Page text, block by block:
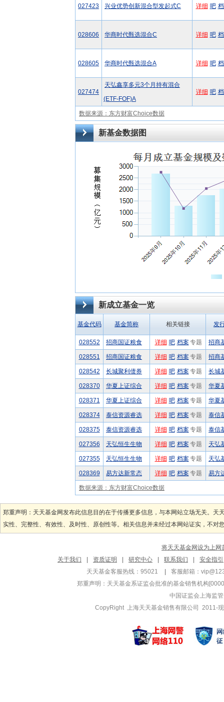
数据来源：东方财富Choice数据
027423 兴业优势创新混合型发起式C 详细 吧
028606 华商时代甄选混合C 详细 吧
028605 华商时代甄选混合A 详细 吧
027474
天弘鑫享多元3个月持有混合
(ETF-FOF)A
详细 吧
新基金数据图
新成立基金一览
基金代码 基金简称 相关链接 发
数据来源：东方财富Choice数据
028552 招商国证粮食 详细 吧 档案 专题 招商
028551 招商国证粮食 详细 吧 档案 专题 招商
028542 长城聚利债券 详细 吧 档案 专题 长城
028370 华夏上证综合 详细 吧 档案 专题 华夏
028371 华夏上证综合 详细 吧 档案 专题 华夏
028374 泰信资源睿选 详细 吧 档案 专题 泰信
028375 泰信资源睿选 详细 吧 档案 专题 泰信
027356 天弘恒生生物 详细 吧 档案 专题 天弘
027355 天弘恒生生物 详细 吧 档案 专题 天弘
028369 易方达新常态 详细 吧 档案 专题 易方
郑重声明：天天基金网发布此信息目的在于传播更多信息，与本网站立场无关。
实性、完整性、有效性、及时性、原创性等。相关信息并未经过本网站证实，不
将天天基金网设为上网
关于我们
资质证明 研究中心 联系我们
安全指引
天天基金客服热线：95021
客服邮箱：
郑重声明： 天天基金系证监会批准的基金销售机构
中国证监会上海监
CopyRight 上海天天基金销售有限公司 2011-